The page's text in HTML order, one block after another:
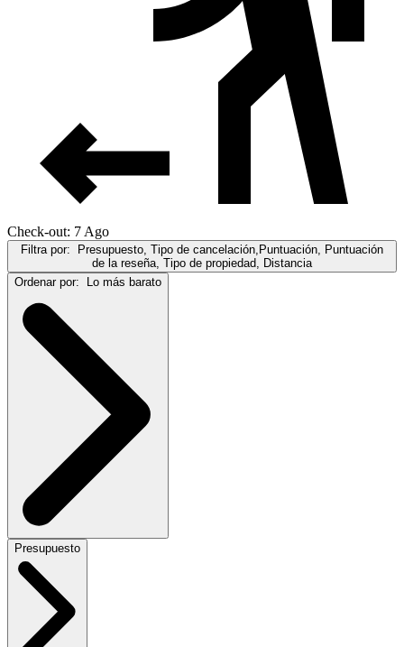
Check-out: 7 Ago
Filtra por: Presupuesto, Tipo de cancelación,Puntuación, Puntuación
de la reseña, Tipo de propiedad, Distancia
Ordenar por: Lo más barato
Presupuesto